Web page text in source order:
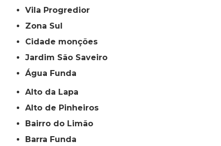
Vila Progredior
Zona Sul
cidade monções
jardim São Saveiro
Água Funda
Alto da Lapa
Alto de Pinheiros
Bairro do Limão
Barra Funda